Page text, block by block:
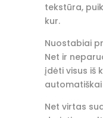
tekstūra,
kur.
Nuostabiai
Net ir
įdėti visus iš
Net virtas